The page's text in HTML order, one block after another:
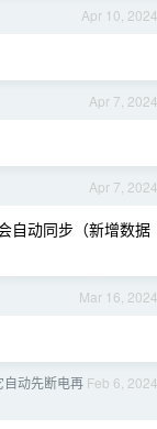
Apr 10, 2024
Apr 7, 2024
Apr 7, 2024
自动同步（新增数据
Mar 16, 2024
Feb 6, 2024
动先断电再